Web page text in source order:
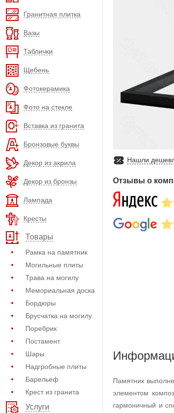
Гранитная плитка
Вазы
Таблички
Щебень
Фотокерамика
Фото на стекле
Вставка из гранита
Бронзовые буквы
Декор из акрила
Декор из бронзы
Лампада
Кресты
Товары
Рамка на памятник
Могильные плиты
Трава на могилу
Мемориальная доска
Бордюры
Брусчатка на могилу
Поребрик
Постамент
Шары
Надгробные плиты
Барельеф
Крест из гранита
Услуги
Нашли
Отзывы о
Памятник
элементом
гармоничный и